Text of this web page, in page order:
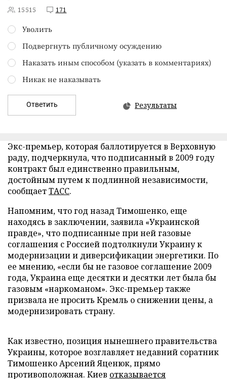
15515 171
Уволить
Подвергнуть публичному осуждению
Наказать иным способом (указать в комментариях)
Никак не наказывать
Ответить Результаты
Экс-премьер, которая баллотируется в Верховную
раду, подчеркнула, что подписанный в 2009 году
контракт был единственно правильным,
достойным путем к подлинной независимости,
сообщаетТАСС.
Напомним, что год назад Тимошенко, еще
находясь в заключении, заявила «Украинской
правде», что подписанные при ней газовые
соглашения с Россией подтолкнули Украину к
модернизации и диверсификации энергетики. По
ее мнению, «если бы не газовое соглашение 2009
года, Украина еще десятки и десятки лет была бы
газовым «наркоманом». Экс-премьер также
призвала не просить Кремль о снижении цены, а
модернизировать страну.
Как известно, позиция нынешнего правительства
Украины, которое возглавляет недавний соратник
Тимошенко Арсений Яценюк, прямо
противоположная. Киев отказывается